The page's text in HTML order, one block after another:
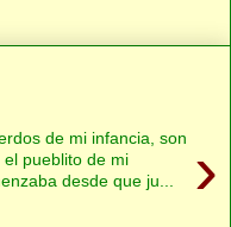
›
de mi infancia, son
pueblito de mi
desde que ju...